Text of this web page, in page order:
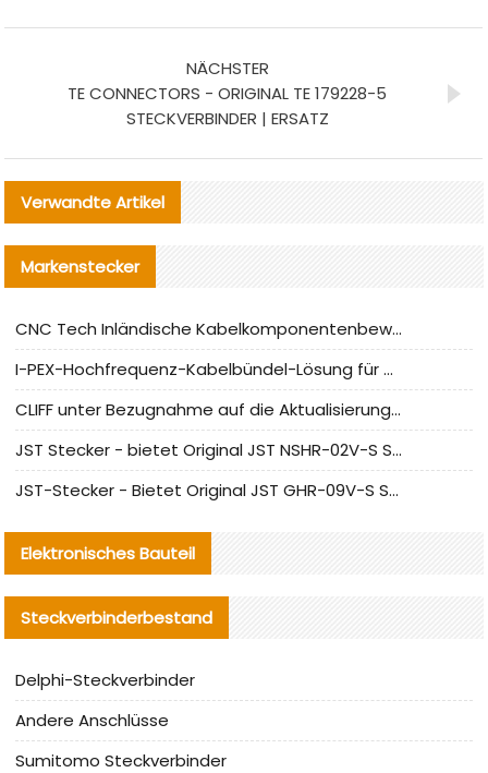
NÄCHSTER
TE CONNECTORS - ORIGINAL TE 179228-5
STECKVERBINDER | ERSATZ
Verwandte Artikel
Markenstecker
CNC Tech Inländische Kabelkomponentenbewertung und Massenproduktionsanpassungsanleitung
I-PEX-Hochfrequenz-Kabelbündel-Lösung für die heimische Produktion analysiert
CLIFF unter Bezugnahme auf die Aktualisierung der chinesischen Stecker-Testnormen
JST Stecker - bietet Original JST NSHR-02V-S Stecker und Ersatzteile an
JST-Stecker - Bietet Original JST GHR-09V-S Stecker und Ersatzteile an
Elektronisches Bauteil
Steckverbinderbestand
Delphi-Steckverbinder
Andere Anschlüsse
Sumitomo Steckverbinder